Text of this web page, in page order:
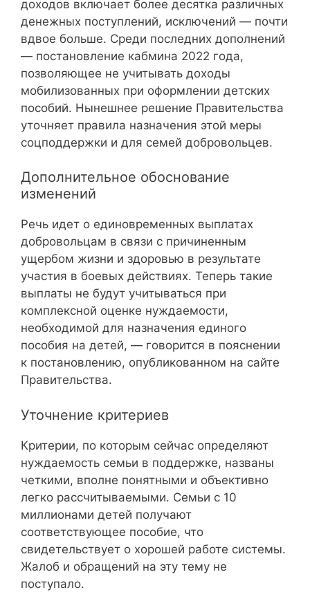
доходов включает более десятка различных
денежных поступлений, исключений — почти
вдвое больше. Среди последних дополнений
— постановление кабмина 2022 года,
позволяющее не учитывать доходы
мобилизованных при оформлении детских
пособий. Нынешнее решение Правительства
уточняет правила назначения этой меры
соцподдержки и для семей добровольцев.
Дополнительное обоснование
изменений
Речь идет о единовременных выплатах
добровольцам в связи с причиненным
ущербом жизни и здоровью в результате
участия в боевых действиях. Теперь такие
выплаты не будут учитываться при
комплексной оценке нуждаемости,
необходимой для назначения единого
пособия на детей, — говорится в пояснении
к постановлению, опубликованном на сайте
Правительства.
Уточнение критериев
Критерии, по которым сейчас определяют
нуждаемость семьи в поддержке, названы
четкими, вполне понятными и объективно
легко рассчитываемыми. Семьи с 10
миллионами детей получают
соответствующее пособие, что
свидетельствует о хорошей работе системы.
Жалоб и обращений на эту тему не
поступало.